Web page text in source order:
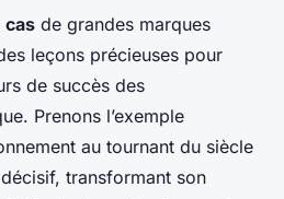
cas de grandes marques
leçons précieuses pour
de succès des
Prenons l’exemple
au tournant du siècle
transformant son